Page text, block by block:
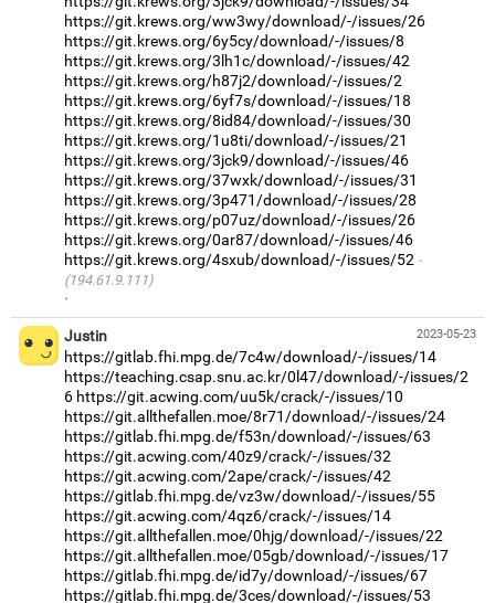
https://git.krews.org/ww3wy/download/-/issues/26
https://git.krews.org/6y5cy/download/-/issues/8
https://git.krews.org/3lh1c/download/-/issues/42
https://git.krews.org/h87j2/download/-/issues/2
https://git.krews.org/6yf7s/download/-/issues/18
https://git.krews.org/8id84/download/-/issues/30
https://git.krews.org/1u8ti/download/-/issues/21
https://git.krews.org/3jck9/download/-/issues/46
https://git.krews.org/37wxk/download/-/issues/31
https://git.krews.org/3p471/download/-/issues/28
https://git.krews.org/p07uz/download/-/issues/26
https://git.krews.org/0ar87/download/-/issues/46
https://git.krews.org/4sxub/download/-/issues/52
(194.61.9.111)
·
2023-05-23
Justin
https://gitlab.fhi.mpg.de/7c4w/download/-/issues/14
https://teaching.csap.snu.ac.kr/0l47/download/-/issues/2
6 https://git.acwing.com/uu5k/crack/-/issues/10
https://git.allthefallen.moe/8r71/download/-/issues/24
https://gitlab.fhi.mpg.de/f53n/download/-/issues/63
https://git.acwing.com/40z9/crack/-/issues/32
https://git.acwing.com/2ape/crack/-/issues/42
https://gitlab.fhi.mpg.de/vz3w/download/-/issues/55
https://git.acwing.com/4qz6/crack/-/issues/14
https://git.allthefallen.moe/0hjg/download/-/issues/22
https://git.allthefallen.moe/05gb/download/-/issues/17
https://gitlab.fhi.mpg.de/id7y/download/-/issues/67
https://gitlab.fhi.mpg.de/3ces/download/-/issues/53